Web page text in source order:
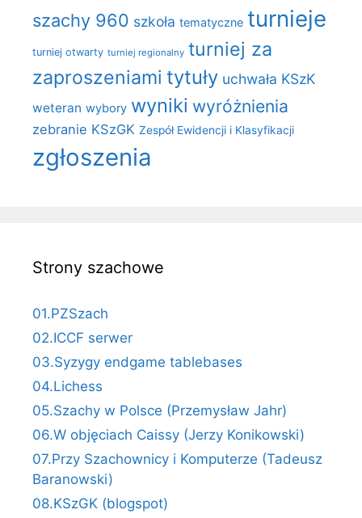
szachy 960 szkoła tematyczne turnieje
turniej otwarty turniej regionalny turniej za
zaproszeniami tytuły uchwała KSzK
weteran wybory wyniki wyróżnienia
zebranie KSzGK Zespół Ewidencji i Klasyfikacji
zgłoszenia
Strony szachowe
01.PZSzach
02.ICCF serwer
03.Syzygy endgame tablebases
04.Lichess
05.Szachy w Polsce (Przemysław Jahr)
06.W objęciach Caissy (Jerzy Konikowski)
07.Przy Szachownicy i Komputerze (Tadeusz
Baranowski)
08.KSzGK (blogspot)